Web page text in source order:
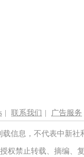
| 联系我们 | 广告服务
载信息，不代表中新
权禁止转载、摘编、